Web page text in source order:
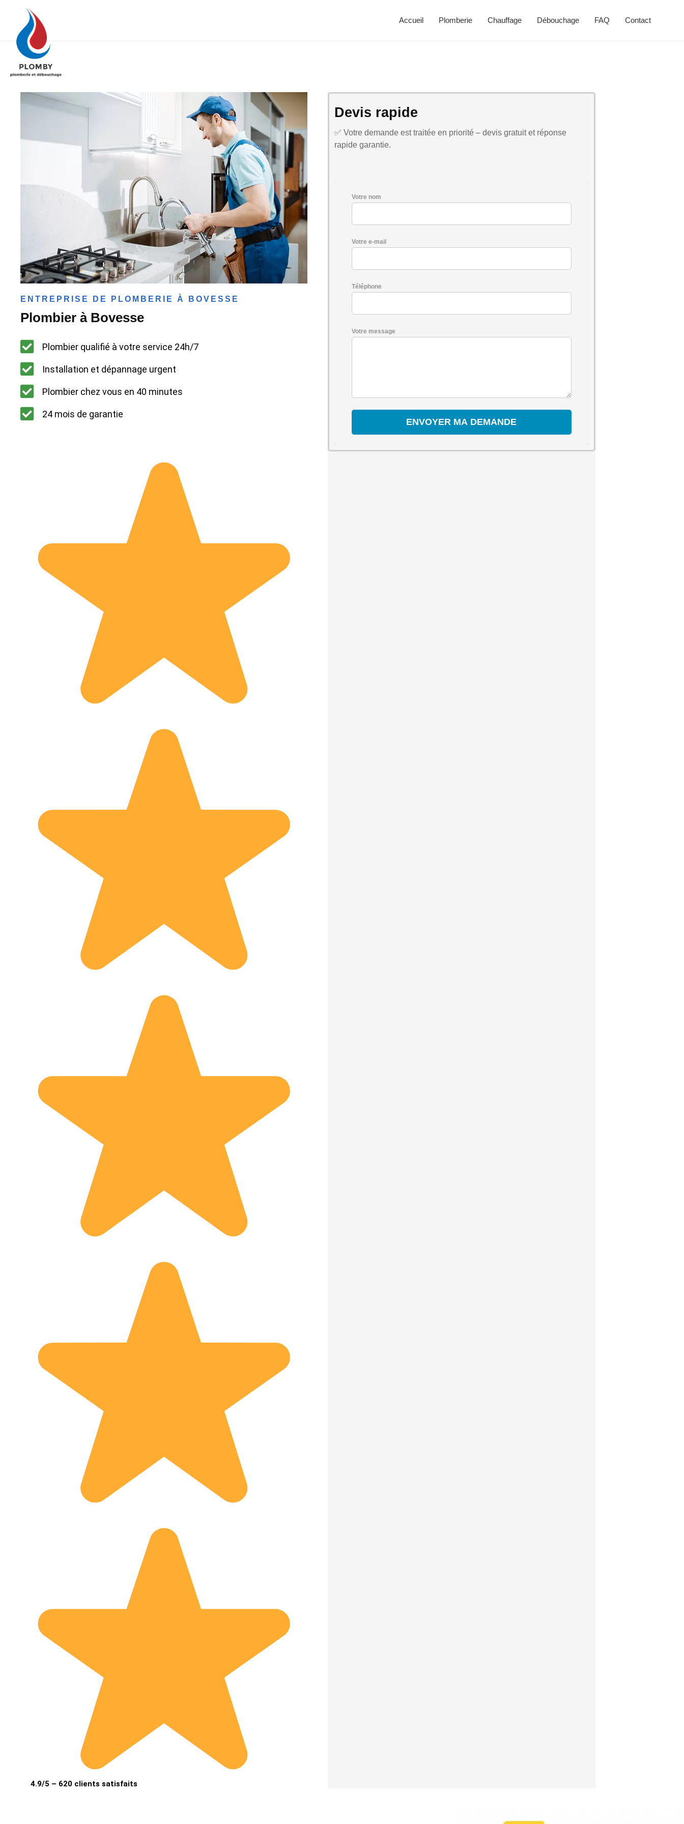
Accueil Plomberie Chauffage Débouchage FAQ Contact
ENTREPRISE DE PLOMBERIE À BOVESSE
Plombier à Bovesse
Plombier qualifié à votre service 24h/7
Installation et dépannage urgent
Plombier chez vous en 40 minutes
24 mois de garantie
4.9/5 – 620 clients satisfaits
Devis rapide
✅ Votre demande est traitée en priorité – devis gratuit et réponse
rapide garantie.
Votre nom
Votre e-mail
Téléphone
Votre message